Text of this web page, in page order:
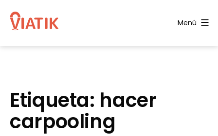
contenido
de
Menú
Etiqueta: hacer
carpooling